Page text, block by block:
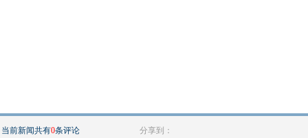
当前新闻共有0条评论 分享到：